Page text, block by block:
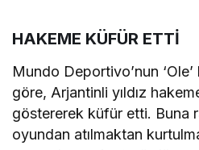
HAKEME KÜFÜR ETTİ
Mundo Deportivo’nun
göre, Arjantinli yıldız
göstererek küfür etti. Buna
oyundan atılmaktan